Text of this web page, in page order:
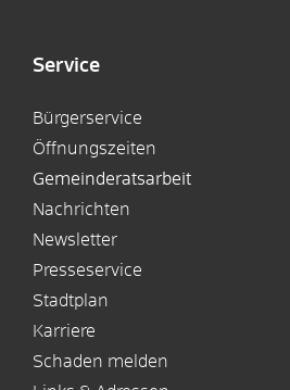
Service
Bürgerservice
Öffnungszeiten
Gemeinderatsarbeit
Nachrichten
Newsletter
Presseservice
Stadtplan
Karriere
Schaden melden